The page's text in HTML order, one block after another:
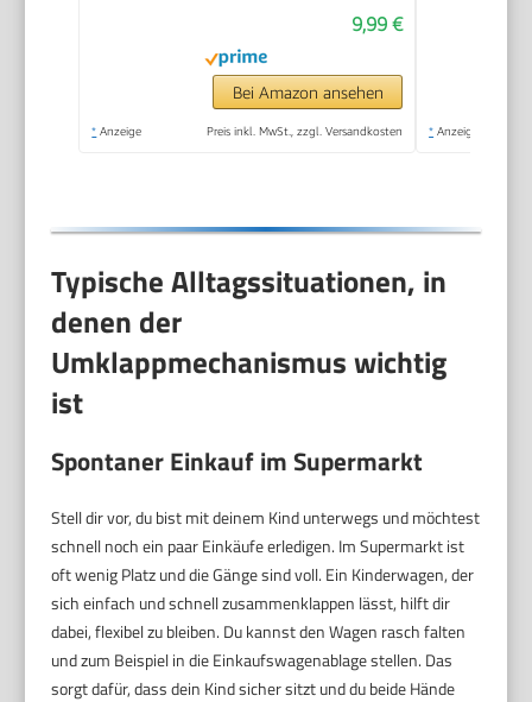
9,99 €
Bei Amazon ansehen
* Anzeige Preis inkl. MwSt., zzgl. Versandkosten * Anzeige
Typische Alltagssituationen, in
denen der
Umklappmechanismus wichtig
ist
Spontaner Einkauf im Supermarkt
Stell dir vor, du bist mit deinem Kind unterwegs und möchtest
schnell noch ein paar Einkäufe erledigen. Im Supermarkt ist
oft wenig Platz und die Gänge sind voll. Ein Kinderwagen, der
sich einfach und schnell zusammenklappen lässt, hilft dir
dabei, flexibel zu bleiben. Du kannst den Wagen rasch falten
und zum Beispiel in die Einkaufswagenablage stellen. Das
sorgt dafür, dass dein Kind sicher sitzt und du beide Hände